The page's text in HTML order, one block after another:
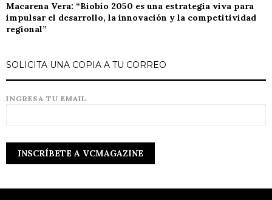
Macarena Vera: “Biobío 2050 es una estrategia viva para
impulsar el desarrollo, la innovación y la competitividad
regional”
SOLICITA UNA COPIA A TU CORREO
INGRESA TU EMAIL